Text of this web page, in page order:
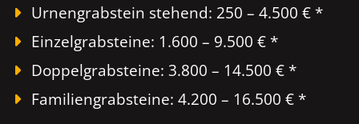
Urnengrabstein stehend: 250 – 4.500 € *
Einzelgrabsteine: 1.600 – 9.500 € *
Doppelgrabsteine: 3.800 – 14.500 € *
Familiengrabsteine: 4.200 – 16.500 € *